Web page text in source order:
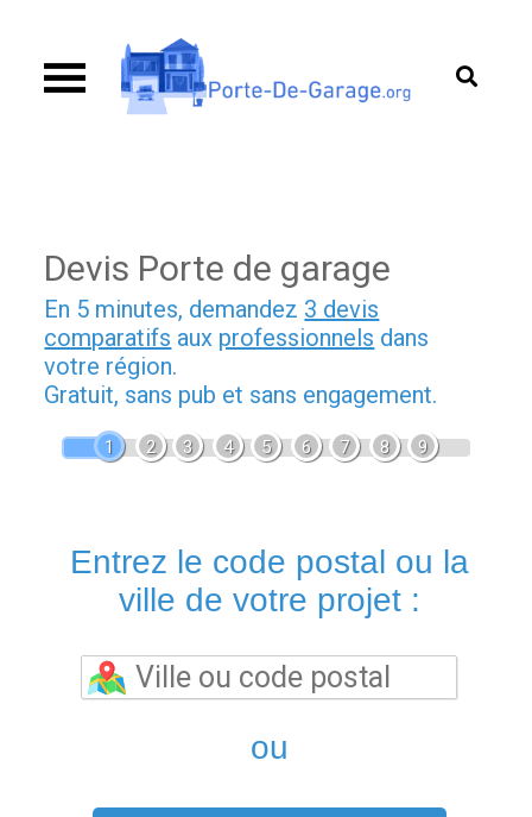
content
Devis Porte de garage
En 5 minutes, demandez 3 devis
comparatifs aux professionnels dans
votre région.
Gratuit, sans pub et sans engagement.
1 2 3 4 5 6 7 8 9
Entrez le code postal ou la
ville de votre projet :
ou